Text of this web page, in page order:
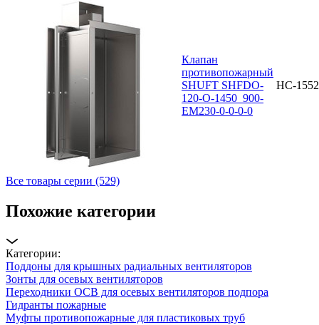
Клапан
противопожарный
SHUFT SHFDO-
120-O-1450_900-
EM230-0-0-0-0
НС-
Все товары серии (529)
Похожие категории
Категории:
Поддоны для крышных радиальных вентиляторов
Зонты для осевых вентиляторов
Переходники ОСВ для осевых вентиляторов подпора
Гидранты пожарные
Муфты противопожарные для пластиковых труб